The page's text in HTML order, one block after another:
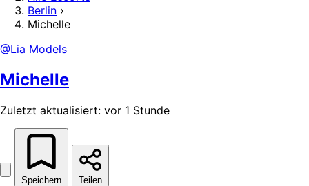
Berlin ›
Michelle
@Lia Models
Michelle
Zuletzt aktualisiert: vor 1 Stunde
Speichern Teilen